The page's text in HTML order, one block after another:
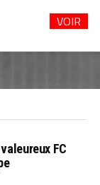
FC
VOIR